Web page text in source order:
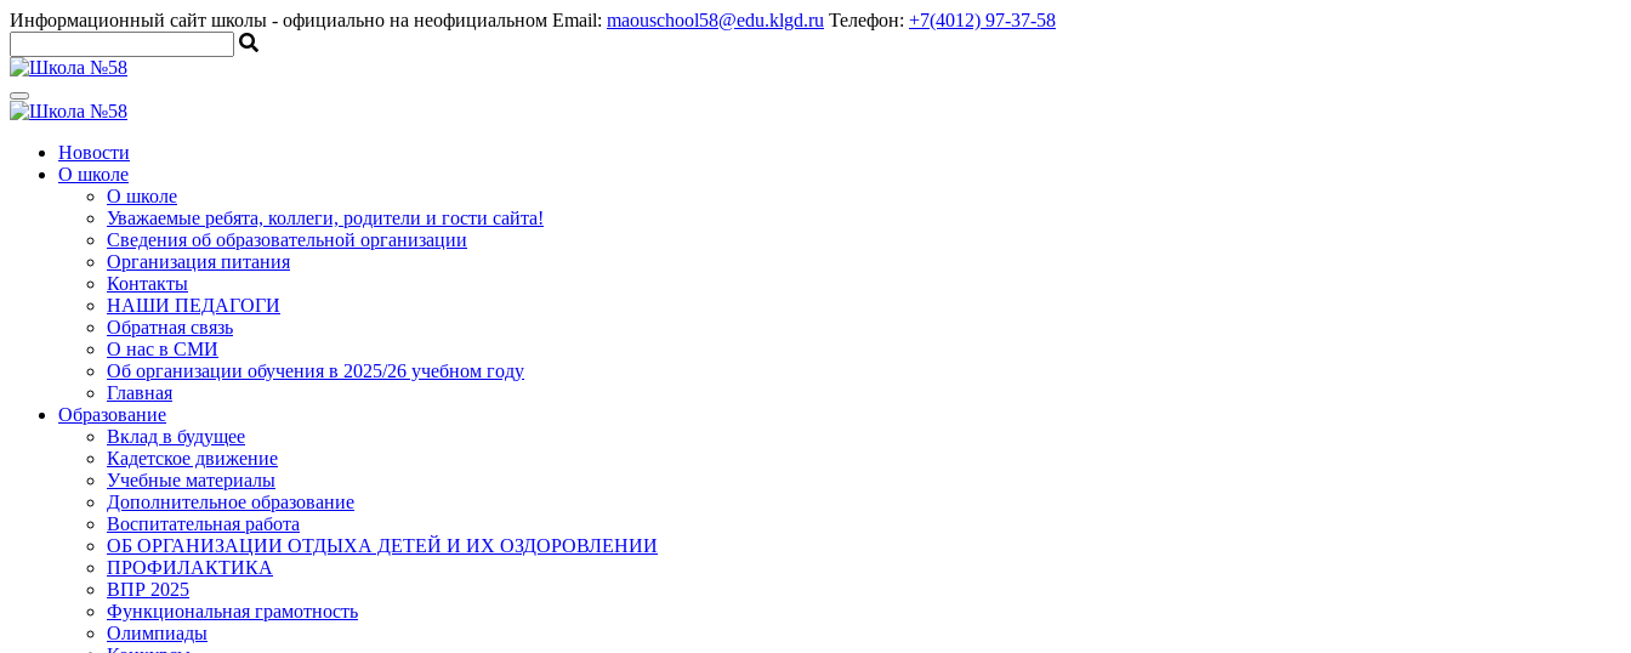
Информационный сайт школы - официально на неофициальном Email: maouschool58@edu.klgd.ru Телефон: +7(4012) 97-37-58
Новости
О школе
О школе
Уважаемые ребята, коллеги, родители и гости сайта!
Сведения об образовательной организации
Организация питания
Контакты
НАШИ ПЕДАГОГИ
Обратная связь
О нас в СМИ
Об организации обучения в 2025/26 учебном году
Главная
Образование
Вклад в будущее
Кадетское движение
Учебные материалы
Дополнительное образование
Воспитательная работа
ОБ ОРГАНИЗАЦИИ ОТДЫХА ДЕТЕЙ И ИХ ОЗДОРОВЛЕНИИ
ПРОФИЛАКТИКА
ВПР 2025
Функциональная грамотность
Олимпиады